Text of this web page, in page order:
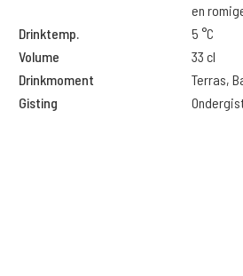
en
Drinktemp.
5 °C
Volume
33 cl
Drinkmoment
Terras,
Gisting